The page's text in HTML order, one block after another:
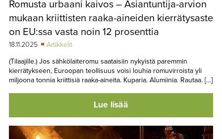
TAPAHTUMAT
YHTEYSTIEDOT
Romusta urbaani kaivos – Asiantuntija-arvion
mukaan kriittisten raaka-aineiden kierrätysaste
on EU:ssa vasta noin 12 prosenttia
18.11.2025
Artikkelit
(Tilaajille.) Jos sähkölaiteromu saataisiin nykyistä paremmin
kierrätykseen, Euroopan teollisuus voisi louhia romuvirroista yli
miljoona tonnia kriittisiä raaka-aineita. Kuparia. Alumiinia. Rautaa. […]
Lue lisää